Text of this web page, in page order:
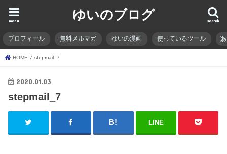
ゆいのブログ search
menu
プロフィール 無料メルマガ ゆいの漫画 使っているツール
HOME stepmail_7
2020.01.03
stepmail_7
LINE